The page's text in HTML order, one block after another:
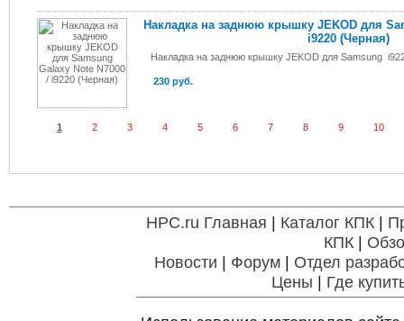
Накладка на заднюю крышку JEKOD для
i9220 (Черная)
Накладка на заднюю крышку JEKOD для Samsung
230 руб.
1 2 3 4 5 6 7 8 9 10
HPC.ru Главная | Каталог КПК|
КПК|
Новости | Форум | Отдел
Цены | Где